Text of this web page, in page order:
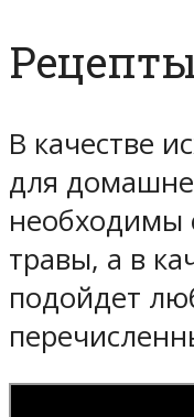
В качестве
для
необходимы
травы, а в
подойдет